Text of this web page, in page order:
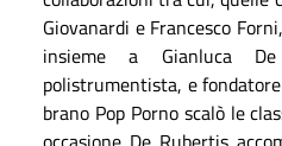
Giovanardi e Francesco
insieme a Gianluca De
polistrumentista, e
brano Pop Porno scalò le